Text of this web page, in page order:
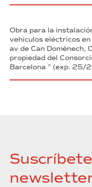
Obra para la
vehículos eléctricos
av de Can Domènech,
propiedad del
Barcelona ” (exp. 25/